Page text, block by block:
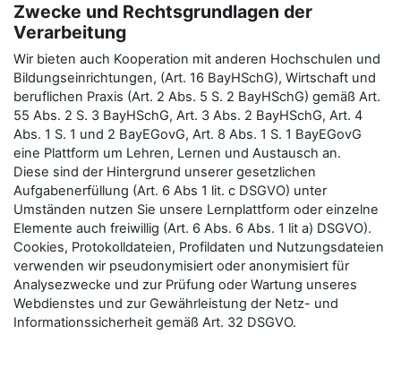
Zwecke und Rechtsgrundlagen der
Verarbeitung
Wir bieten auch Kooperation mit anderen Hochschulen und
Bildungseinrichtungen, (Art. 16 BayHSchG), Wirtschaft und
beruflichen Praxis (Art. 2 Abs. 5 S. 2 BayHSchG) gemäß Art.
55 Abs. 2 S. 3 BayHSchG, Art. 3 Abs. 2 BayHSchG, Art. 4
Abs. 1 S. 1 und 2 BayEGovG, Art. 8 Abs. 1 S. 1 BayEGovG
eine Plattform um Lehren, Lernen und Austausch an.
Diese sind der Hintergrund unserer gesetzlichen
Aufgabenerfüllung (Art. 6 Abs 1 lit. c DSGVO) unter
Umständen nutzen Sie unsere Lernplattform oder einzelne
Elemente auch freiwillig (Art. 6 Abs. 6 Abs. 1 lit a) DSGVO).
Cookies, Protokolldateien, Profildaten und Nutzungsdateien
verwenden wir pseudonymisiert oder anonymisiert für
Analysezwecke und zur Prüfung oder Wartung unseres
Webdienstes und zur Gewährleistung der Netz- und
Informationssicherheit gemäß Art. 32 DSGVO.